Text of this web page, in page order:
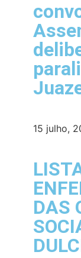
15 julho,
DAS